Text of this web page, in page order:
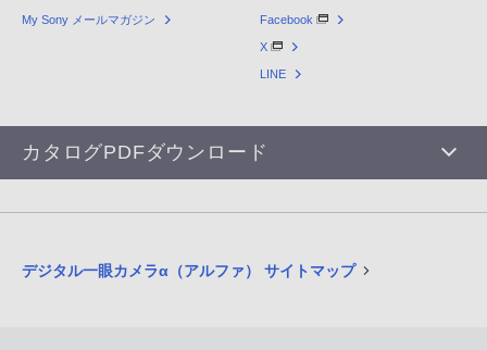
My Sony メールマガジン Facebook
X
LINE
カタログPDFダウンロード
デジタル一眼カメラα（アルファ） サイトマップ